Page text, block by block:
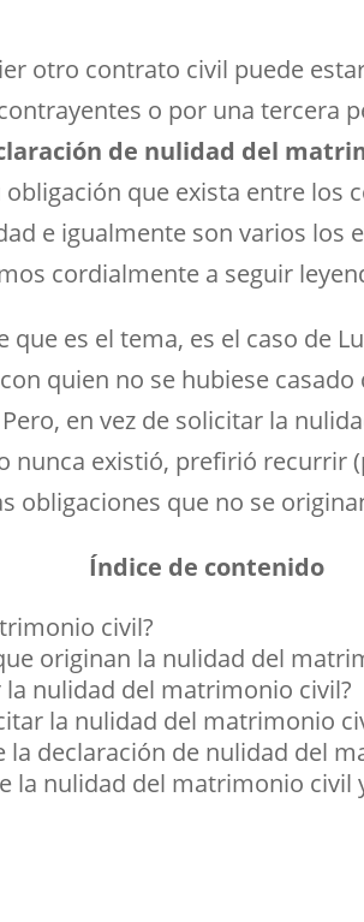
otro contrato civil puede
o por una tercera
de nulidad del
que exista entre los
e igualmente son varios los
cordialmente a seguir
es el tema, es el caso de
quien no se hubiese
en vez de solicitar la
nunca existió, prefirió recurrir
obligaciones que no se
Índice de contenido
civil?
originan la nulidad del
nulidad del matrimonio civil?
la nulidad del matrimonio
la declaración de nulidad del
la nulidad del matrimonio civil